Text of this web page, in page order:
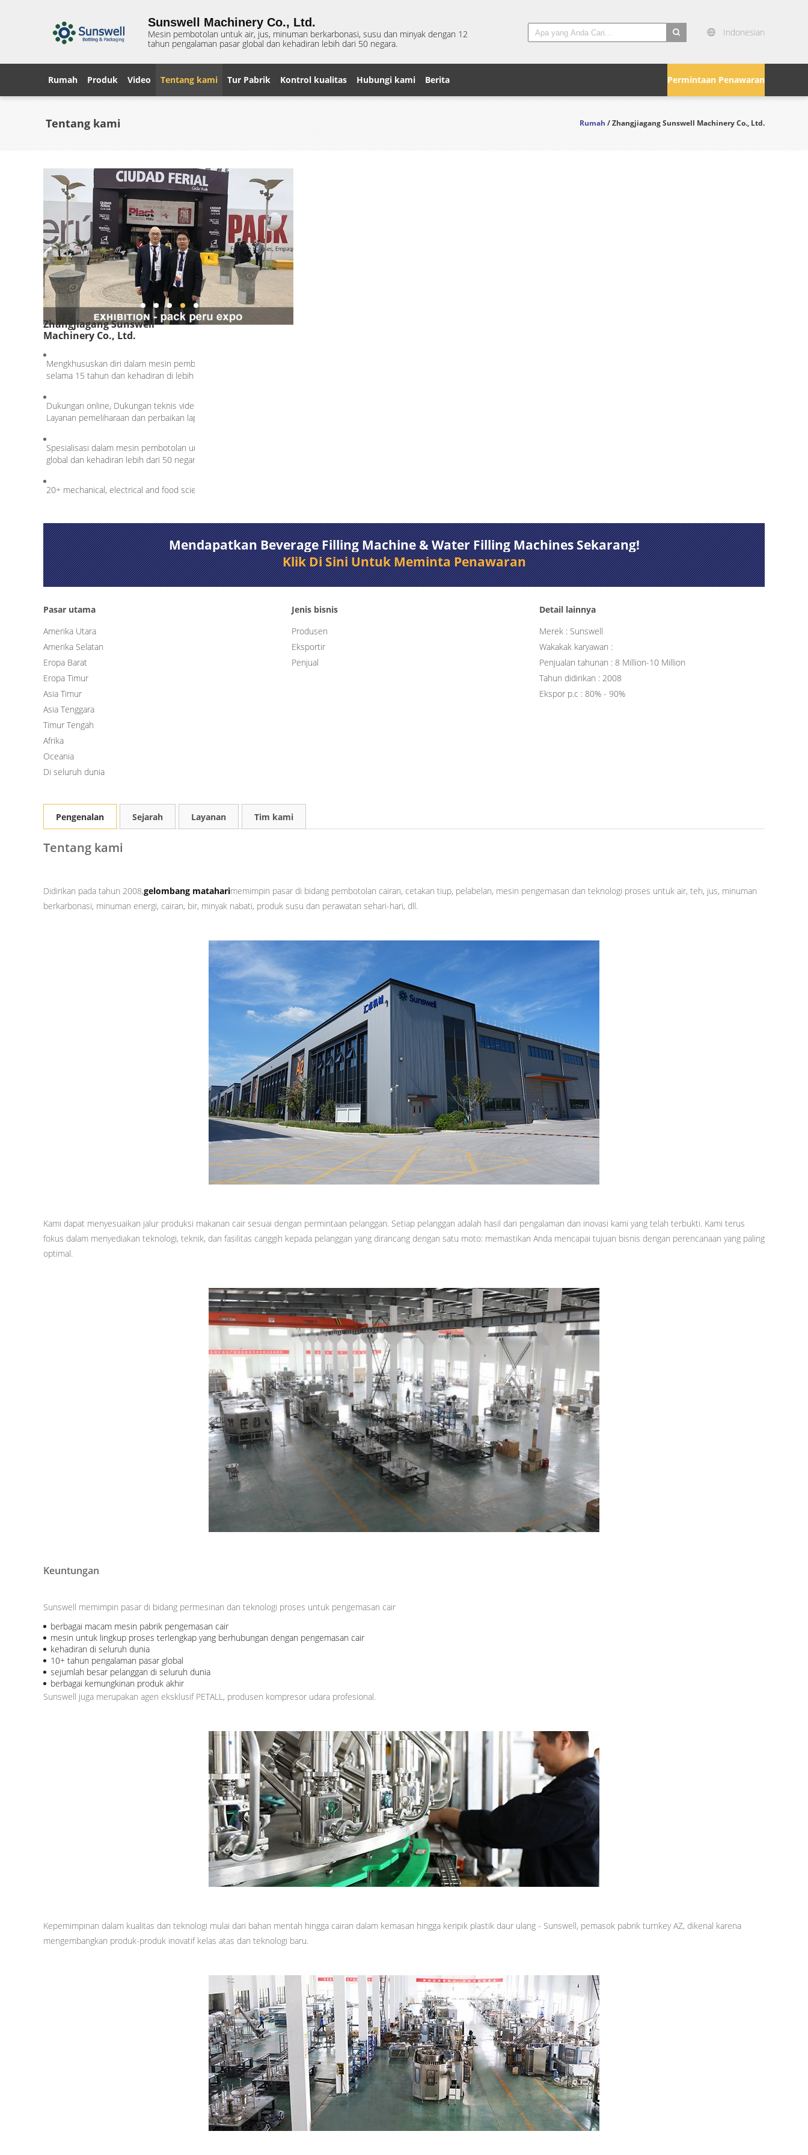
Sunswell Machinery Co., Ltd.
Mesin pembotolan untuk air, jus, minuman berkarbonasi, susu dan minyak dengan 12
tahun pengalaman pasar global dan kehadiran lebih dari 50 negara.
Indonesian
Permintaan Penawaran
Rumah Produk Video Tentang kami Tur Pabrik Kontrol kualitas Hubungi kami Berita
Tentang kami Rumah/ Zhangjiagang Sunswell Machinery Co., Ltd.
Zhangjiagang Sunswell
Machinery Co., Ltd.
Mengkhususkan diri dalam mesin pembotolan untuk air, minuman, dan minyak dengan pengalaman pasar global
selama 15 tahun dan kehadiran di lebih dari 80 negara.
Dukungan online, Dukungan teknis video, Suku cadang gratis, Pemasangan lapangan, komisioning dan pelatihan,
Layanan pemeliharaan dan perbaikan lapangan ...
Spesialisasi dalam mesin pembotolan untuk air, minuman dan minyak dengan 10+ tahun pengalaman pasar
global dan kehadiran lebih dari 50 negara.
20+ mechanical, electrical and food science engineers 80+ workers
Mendapatkan Beverage Filling Machine & Water Filling Machines Sekarang!
Klik Di Sini Untuk Meminta Penawaran
Pasar utama
Amerika Utara
Amerika Selatan
Eropa Barat
Eropa Timur
Asia Timur
Asia Tenggara
Timur Tengah
Afrika
Oceania
Di seluruh dunia
Jenis bisnis
Produsen
Eksportir
Penjual
Detail lainnya
Merek : Sunswell
Wakakak karyawan :
Penjualan tahunan : 8 Million-10 Million
Tahun didirikan : 2008
Ekspor p.c : 80% - 90%
Pengenalan Sejarah Layanan Tim kami
Tentang kami
Didirikan pada tahun 2008,gelombang mataharimemimpin pasar di bidang pembotolan cairan, cetakan tiup, pelabelan, mesin pengemasan dan teknologi proses untuk air, teh, jus, minuman
berkarbonasi, minuman energi, cairan, bir, minyak nabati, produk susu dan perawatan sehari-hari, dll.
Kami dapat menyesuaikan jalur produksi makanan cair sesuai dengan permintaan pelanggan. Setiap pelanggan adalah hasil dari pengalaman dan inovasi kami yang telah terbukti. Kami terus
fokus dalam menyediakan teknologi, teknik, dan fasilitas canggih kepada pelanggan yang dirancang dengan satu moto: memastikan Anda mencapai tujuan bisnis dengan perencanaan yang paling
optimal.
Keuntungan
Sunswell memimpin pasar di bidang permesinan dan teknologi proses untuk pengemasan cair
berbagai macam mesin pabrik pengemasan cair
mesin untuk lingkup proses terlengkap yang berhubungan dengan pengemasan cair
kehadiran di seluruh dunia
10+ tahun pengalaman pasar global
sejumlah besar pelanggan di seluruh dunia
berbagai kemungkinan produk akhir
Sunswell juga merupakan agen eksklusif PETALL, produsen kompresor udara profesional.
Kepemimpinan dalam kualitas dan teknologi mulai dari bahan mentah hingga cairan dalam kemasan hingga keripik plastik daur ulang - Sunswell, pemasok pabrik turnkey AZ, dikenal karena
mengembangkan produk-produk inovatif kelas atas dan teknologi baru.